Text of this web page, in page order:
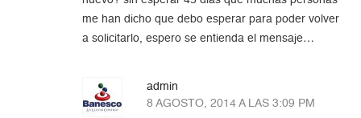
me han dicho que debo esperar para poder volver
a solicitarlo, espero se entienda el mensaje…
admin
8 AGOSTO, 2014 A LAS 3:09 PM